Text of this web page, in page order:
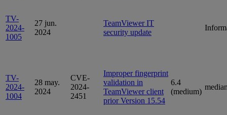
TV-
2024-
1005
27 jun.
2024
TeamViewer IT
security update
TV-
2024-
1004
28 may.
2024
CVE-
2024-
2451
Improper fingerprint
validation in
TeamViewer client
prior Version 15.54
6.4
(medium)